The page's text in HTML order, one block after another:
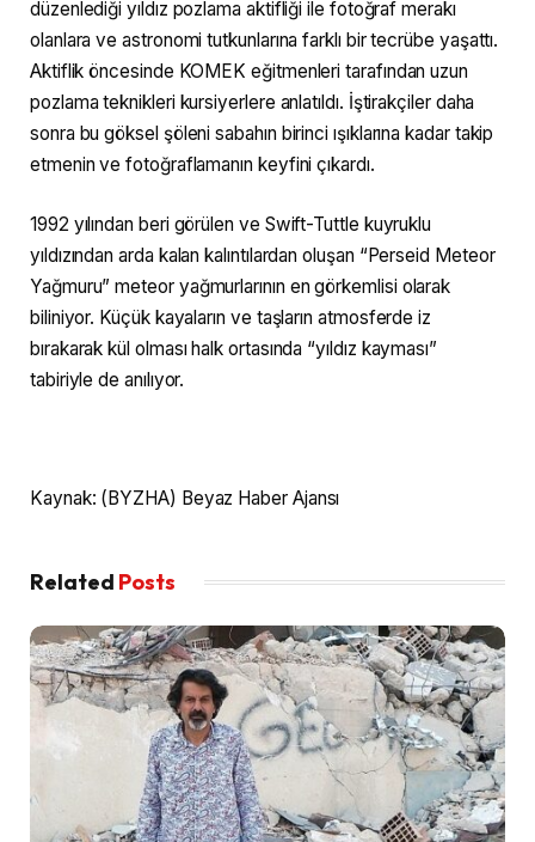
düzenlediği yıldız pozlama aktifliği ile fotoğraf merakı
olanlara ve astronomi tutkunlarına farklı bir tecrübe yaşattı.
Aktiflik öncesinde KOMEK eğitmenleri tarafından uzun
pozlama teknikleri kursiyerlere anlatıldı. İştirakçiler daha
sonra bu göksel şöleni sabahın birinci ışıklarına kadar takip
etmenin ve fotoğraflamanın keyfini çıkardı.
1992 yılından beri görülen ve Swift-Tuttle kuyruklu
yıldızından arda kalan kalıntılardan oluşan “Perseid Meteor
Yağmuru” meteor yağmurlarının en görkemlisi olarak
biliniyor. Küçük kayaların ve taşların atmosferde iz
bırakarak kül olması halk ortasında “yıldız kayması”
tabiriyle de anılıyor.
Kaynak: (BYZHA) Beyaz Haber Ajansı
Related Posts